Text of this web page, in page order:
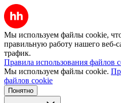
Мы используем файлы cookie,
правильную работу нашего веб-
трафик.
Правила использования файлов
Мы используем файлы cookie.
файлов cookie
Понятно